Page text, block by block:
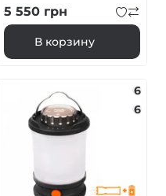
5 550 грн
В корзину
6
6